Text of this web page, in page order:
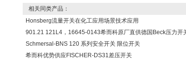
相关同类产品：
Honsberg流量开关在化工应用场景技术应用
901.21 121L4，16645-0143希而科原厂直供德国Beck压力开
Schmersal-BNS 120 系列安全开关 限位开关
希而科优势供应FISCHER-DS31差压开关